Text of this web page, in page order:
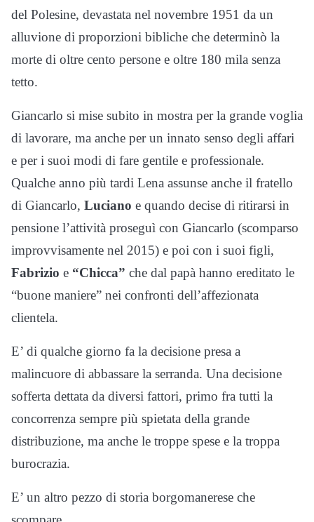
del Polesine, devastata nel novembre 1951 da un
alluvione di proporzioni bibliche che determinò la
morte di oltre cento persone e oltre 180 mila senza
tetto.
Giancarlo si mise subito in mostra per la grande voglia
di lavorare, ma anche per un innato senso degli affari
e per i suoi modi di fare gentile e professionale.
Qualche anno più tardi Lena assunse anche il fratello
di Giancarlo, Luciano e quando decise di ritirarsi in
pensione l’attività proseguì con Giancarlo (scomparso
improvvisamente nel 2015) e poi con i suoi figli,
Fabrizio e “Chicca” che dal papà hanno ereditato le
“buone maniere” nei confronti dell’affezionata
clientela.
E’ di qualche giorno fa la decisione presa a
malincuore di abbassare la serranda. Una decisione
sofferta dettata da diversi fattori, primo fra tutti la
concorrenza sempre più spietata della grande
distribuzione, ma anche le troppe spese e la troppa
burocrazia.
E’ un altro pezzo di storia borgomanerese che